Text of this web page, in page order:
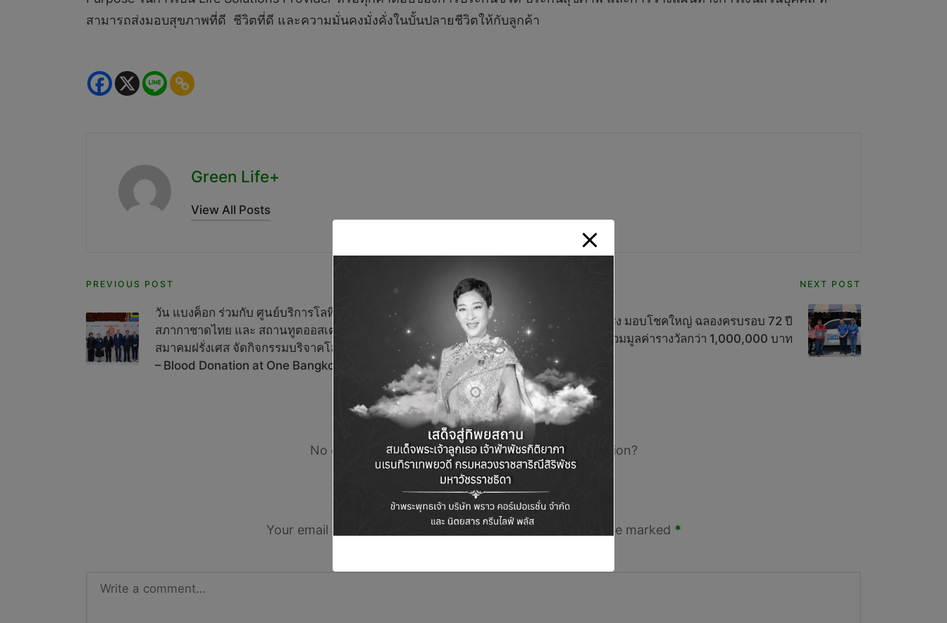
สามารถส่งมอบสุขภาพที่ดี ชีวิตที่ดี และความมั่นคงมั่งคั่งในบั้นปลายชีวิตให้กับลูกค้า
Green Life+
View All Posts
Post
navigation
PREVIOUS POST
วัน แบงค็อก ร่วมกับ ศูนย์บริการโลหิตแห่งชาติ
สภากาชาดไทย และ สถานทูตออสเตรเลีย–สถานทูตญี่ปุ่น–
สมาคมฝรั่งเศส จัดกิจกรรมบริจาคโลหิต “Together we give
– Blood Donation at One Bangkok”
NEXT POST
TQM แจกใหญ่ แจกจริง มอบโชคใหญ่ ฉลองครบรอบ 72 ปี
รวมมูลค่ารางวัลกว่า 1,000,000 บาท
Comments
No comments yet. Why don’t you start the discussion?
Leave a Reply
Your email address will not be published. Required fields are marked *